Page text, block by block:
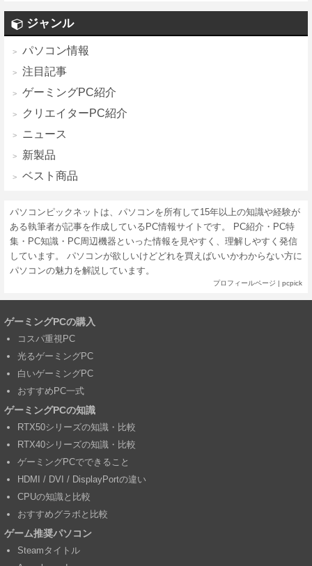
ジャンル
パソコン情報
注目記事
ゲーミングPC紹介
クリエイターPC紹介
ニュース
新製品
ベスト商品
パソコンピックネットは、パソコンを所有して15年以上の知識や経験が
ある執筆者が記事を作成しているPC情報サイトです。 PC紹介・PC特
集・PC知識・PC周辺機器といった情報を見やすく、理解しやすく発信
しています。 パソコンが欲しいけどどれを買えばいいかわからない方に
パソコンの魅力を解説しています。
プロフィールページ | pcpick
ゲーミングPCの購入
コスパ重視PC
光るゲーミングPC
白いゲーミングPC
おすすめPC一式
ゲーミングPCの知識
RTX50シリーズの知識・比較
RTX40シリーズの知識・比較
ゲーミングPCでできること
HDMI / DVI / DisplayPortの違い
CPUの知識と比較
おすすめグラボと比較
ゲーム推奨パソコン
Steamタイトル